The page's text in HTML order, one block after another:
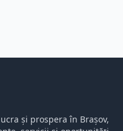
și prospera în Brașov,